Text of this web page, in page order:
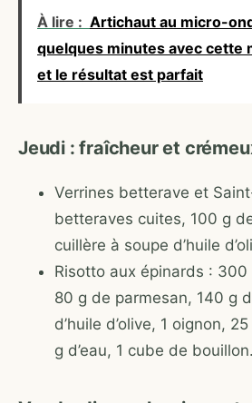
À lire : Artichaut au micro-
quelques minutes avec cette
et le résultat est parfait
Jeudi : fraîcheur et
Verrines betterave et
betteraves cuites, 100 g
cuillère à soupe d’huile
Risotto aux épinards :
80 g de parmesan, 140 g
d’huile d’olive, 1 oignon,
g d’eau, 1 cube de bouillon.